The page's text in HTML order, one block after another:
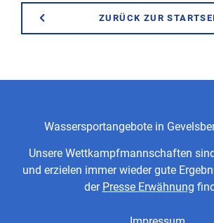
ZURÜCK ZUR
Wassersportangebote in
Unsere Wettkampfmannschaften
und erzielen immer wieder gute
der Presse Erwähnung